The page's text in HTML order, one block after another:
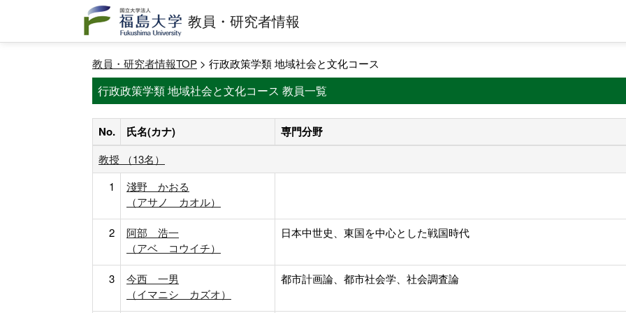
教員・研究者情報
教員・研究者情報TOP > 行政政策学類 地域社会と文化コース
行政政策学類 地域社会と文化コース 教員一覧
No. 氏名(カナ) 専門分野
教授 （13名）
1
淺野 かおる
（アサノ カオル）
2
阿部 浩一
（アベ コウイチ）
日本中世史、東国を中心とした戦国時代
3
今西 一男
（イマニシ カズオ）
都市計画論、都市社会学、社会調査論